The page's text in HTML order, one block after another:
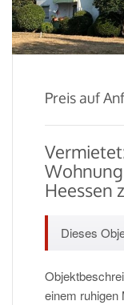
Preis auf
Heessen
Dieses
einem ruhigen